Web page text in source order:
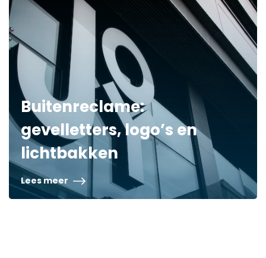
Buitenreclame:
gevelletters, logo’s en
lichtbakken
Lees meer